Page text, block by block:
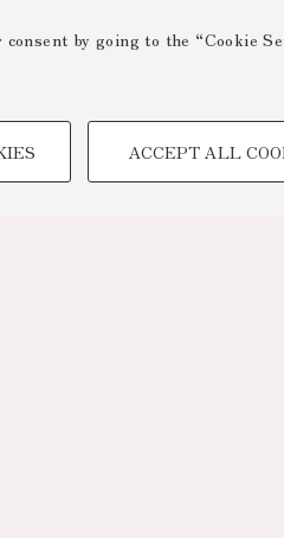
by going to the “Cookie
ACCEPT ALL